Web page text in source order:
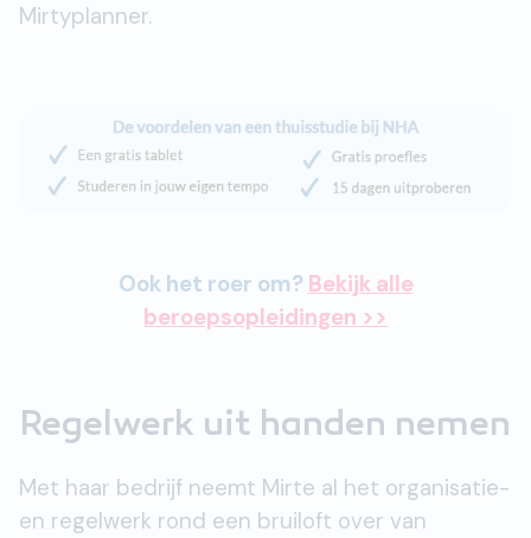
Mirtyplanner.
Ook het roer om? Bekijk alle
beroepsopleidingen >>
Regelwerk uit handen nemen
Met haar bedrijf neemt Mirte al het organisatie-
en regelwerk rond een bruiloft over van